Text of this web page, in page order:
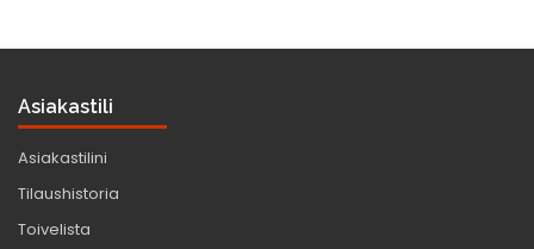
Asiakastili
Asiakastilini
Tilaushistoria
Toivelista